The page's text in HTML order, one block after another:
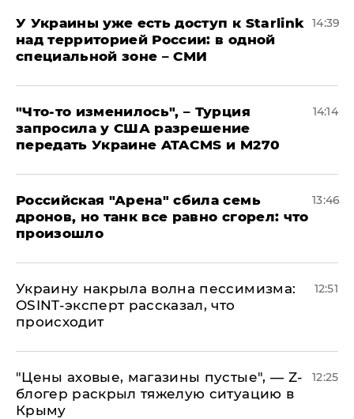
У Украины уже есть доступ к Starlink
над территорией России: в одной
специальной зоне – СМИ
14:39
​"Что-то изменилось", – Турция
запросила у США разрешение
передать Украине ATACMS и M270
14:14
​Российская "Арена" сбила семь
дронов, но танк все равно сгорел: что
произошло
13:46
​Украину накрыла волна пессимизма:
OSINT-эксперт рассказал, что
происходит
12:51
​"Цены аховые, магазины пустые", — Z-
блогер раскрыл тяжелую ситуацию в
Крыму
12:25